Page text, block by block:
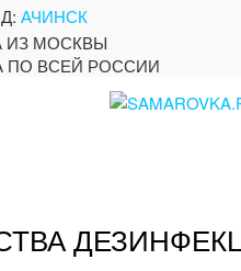
АЧИНСК
ИЗ МОСКВЫ
ПО ВСЕЙ РОССИИ